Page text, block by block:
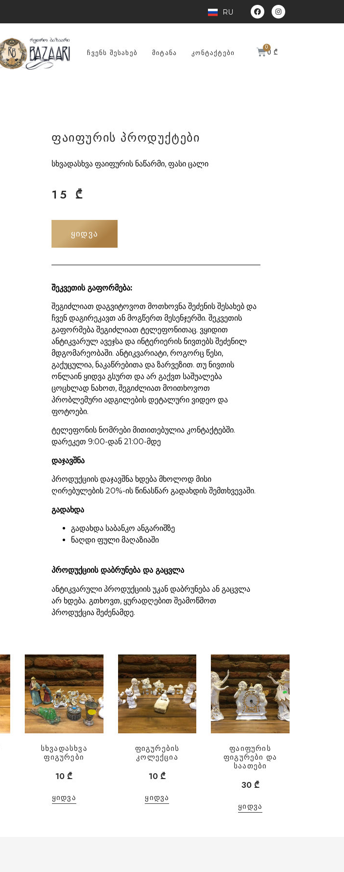
RU
ᲩᲕᲔᲜᲡ ᲨᲔᲡᲐᲮᲔᲑ ᲛᲘᲢᲐᲜᲐ ᲙᲝᲜᲢᲐᲥᲢᲔᲑᲘ 0₾
ფაიფურის პროდუქტები
სხვადასხვა ფაიფურის ნაწარმი, ფასი ცალი
15 ₾
ᲧᲘᲓᲕᲐ
შეკვეთის გაფორმება:
შეგიძლიათ დაგვიტოვოთ მოთხოვნა შეძენის შესახებ და
ჩვენ დაგირეკავთ ან მოგწერთ მესენჯერში. შეკვეთის
გაფორმება შეგიძლიათ ტელეფონითაც. ვყიდით
ანტიკვარულ ავეჯსა და ინტერიერის ნივთებს შეძენილ
მდგომარეობაში. ანტიკვარიატი, როგორც წესი,
გაქუცულია, ნაკაწრებითა და ზარვეზით. თუ ნივთის
ონლაინ ყიდვა გსურთ და არ გაქვთ საშუალება
ცოცხლად ნახოთ, შეგიძლიათ მოითხოვოთ
პრობლემური ადგილების დეტალური ვიდეო და
ფოტოები.
ტელეფონის ნომრები მითითებულია კონტაქტებში.
დარეკეთ 9:00-დან 21:00-მდე
დაჯავშნა
პროდუქციის დაჯავშნა ხდება მხოლოდ მისი
ღირებულების 20%-ის წინასწარ გადახდის შემთხვევაში.
გადახდა
გადახდა საბანკო ანგარიშზე
ნაღდი ფული მაღაზიაში
პროდუქციის დაბრუნება და გაცვლა
ანტიკვარული პროდუქციის უკან დაბრუნება ან გაცვლა
არ ხდება. გთხოვთ, ყურადღებით შეამოწმოთ
პროდუქცია შეძენამდე.
სხვადასხვა
ფიგურები
10 ₾
ᲧᲘᲓᲕᲐ
ფიგურების
კოლექცია
10 ₾
ᲧᲘᲓᲕᲐ
ფაიფურის
ფიგურები და
საათები
30 ₾
ᲧᲘᲓᲕᲐ